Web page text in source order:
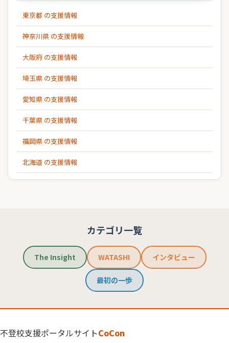
東京都 の支援情報
神奈川県 の支援情報
大阪府 の支援情報
埼玉県 の支援情報
愛知県 の支援情報
千葉県 の支援情報
福岡県 の支援情報
北海道 の支援情報
カテゴリ一覧
The Insight WATASHI インタビュー
最初の一歩
不登校支援ポータルサイトCoCon